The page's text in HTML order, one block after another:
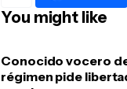
You might like
Conocido vocero
régimen pide